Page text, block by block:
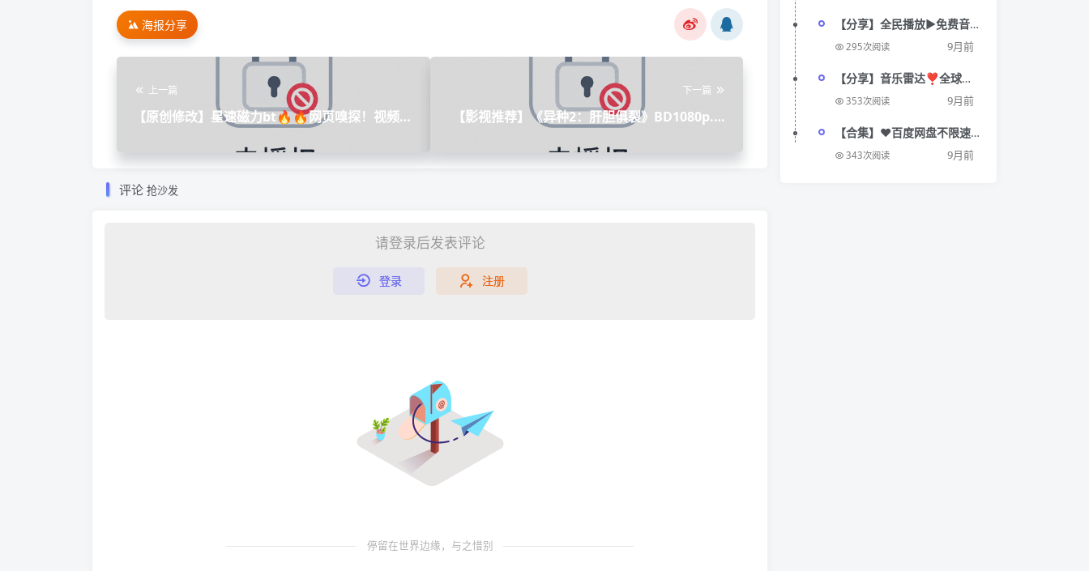
海报分享
上一篇
【原创修改】星速磁力bt🔥🔥网页嗅探！视频图
下一篇
【影视推荐】《异种2：肝胆俱裂》BD1080p.中
评论 抢沙发
请登录后发表评论
登录 注册
停留在世界边缘，与之惜别
【分享】全民播放▶️免费音
乐听歌💕海量资源🔥❣️
295次阅读 9月前
【分享】音乐雷达❣️全球音
乐搜索🔥免费版
353次阅读 9月前
【合集】❤️百度网盘不限速
💕➕123云盘不限速🔥💞
343次阅读 9月前